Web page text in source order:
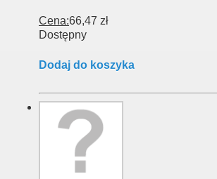
Cena:66,47 zł
Dostępny
Dodaj do koszyka